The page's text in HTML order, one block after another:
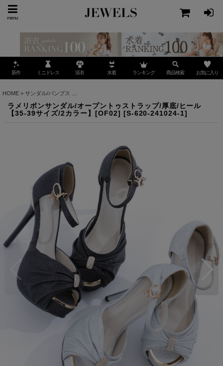
menu
新作 ミニドレス 浴衣 水着 ランキング 商品検索 お気に入り
HOME > サンダル/パンプス
ラメリボンサンダル/オープントゥストラップ/厚底/ヒール
【35-39サイズ/2カラー】[OF02] [S-620-241024-1]